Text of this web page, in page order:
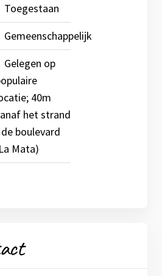
Toegestaan
Gemeenschappelijk
Gelegen op
40m
het strand
boulevard
Mata)